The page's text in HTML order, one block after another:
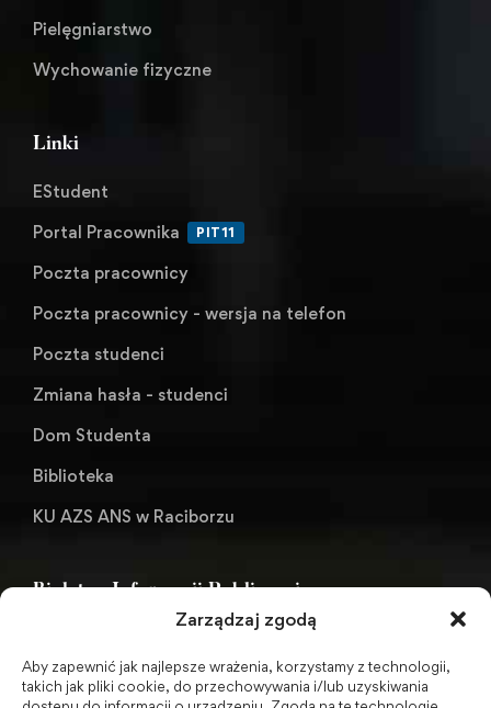
Zarządzaj zgodą
Aby zapewnić jak najlepsze wrażenia, korzystamy z technologii,
takich jak pliki cookie, do przechowywania i/lub uzyskiwania
Pielęgniarstwo
Wychowanie fizyczne
Linki
EStudent
Portal Pracownika
PIT11
Poczta pracownicy
Poczta pracownicy - wersja na telefon
Poczta studenci
Zmiana hasła - studenci
Dom Studenta
Biblioteka
KU AZS ANS w Raciborzu
Biuletyn Informacji Publicznej
BIP - Biuletyn Informacji Publicznej PWSZ -